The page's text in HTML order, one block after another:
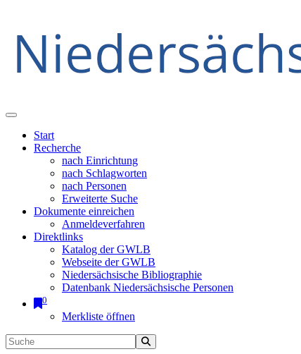
Start
Recherche
nach Einrichtung
nach Schlagworten
nach Personen
Erweiterte Suche
Dokumente einreichen
Anmeldeverfahren
Direktlinks
Katalog der GWLB
Webseite der GWLB
Niedersächsische Bibliographie
Datenbank Niedersächsische Personen
0
Merkliste öffnen